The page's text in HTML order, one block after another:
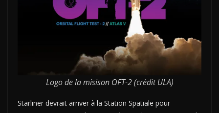
Logo de la misison OFT-2 (crédit ULA)
Starliner devrait arriver à la Station Spatiale pour